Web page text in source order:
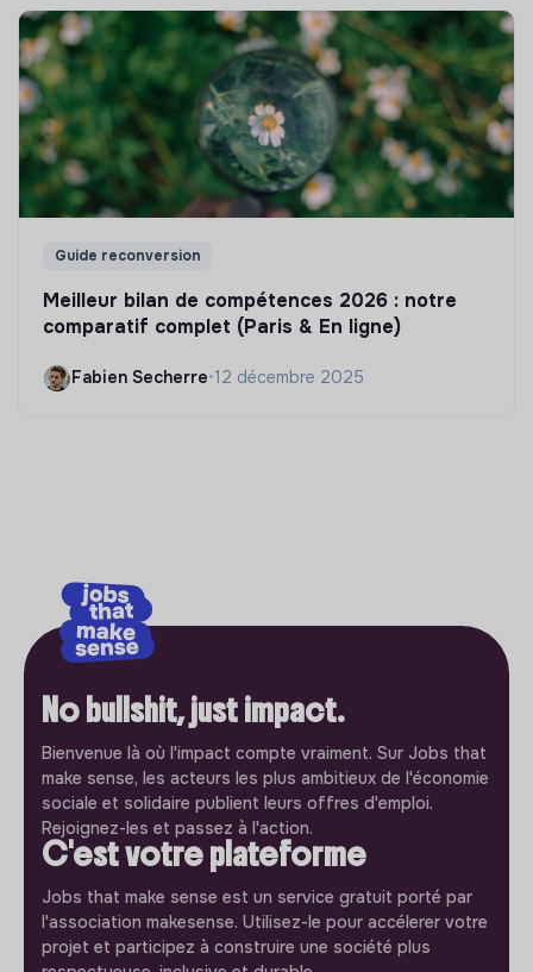
Guide reconversion
Meilleur bilan de compétences 2026 : notre
comparatif complet (Paris & En ligne)
Fabien Secherre•12 décembre 2025
No bullshit, just impact.
Bienvenue là où l'impact compte vraiment. Sur Jobs that
make sense, les acteurs les plus ambitieux de l'économie
sociale et solidaire publient leurs offres d'emploi.
Rejoignez-les et passez à l'action.
C'est votre plateforme
Jobs that make sense est un service gratuit porté par
l'association makesense. Utilisez-le pour accélerer votre
projet et participez à construire une société plus